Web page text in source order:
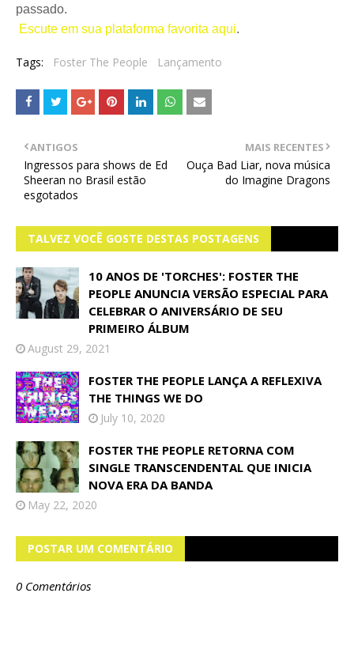
passado.
Escute em sua plataforma favorita aqui.
Tags: Foster The People Lançamento
MAIS RECENTES
Ouça Bad Liar, nova música
do Imagine Dragons
ANTIGOS
Ingressos para shows de Ed
Sheeran no Brasil estão
esgotados
TALVEZ VOCÊ GOSTE DESTAS POSTAGENS
10 ANOS DE 'TORCHES': FOSTER THE
PEOPLE ANUNCIA VERSÃO ESPECIAL PARA
CELEBRAR O ANIVERSÁRIO DE SEU
PRIMEIRO ÁLBUM
August 29, 2021
FOSTER THE PEOPLE LANÇA A REFLEXIVA
THE THINGS WE DO
July 10, 2020
FOSTER THE PEOPLE RETORNA COM
SINGLE TRANSCENDENTAL QUE INICIA
NOVA ERA DA BANDA
May 22, 2020
POSTAR UM COMENTÁRIO
0 Comentários